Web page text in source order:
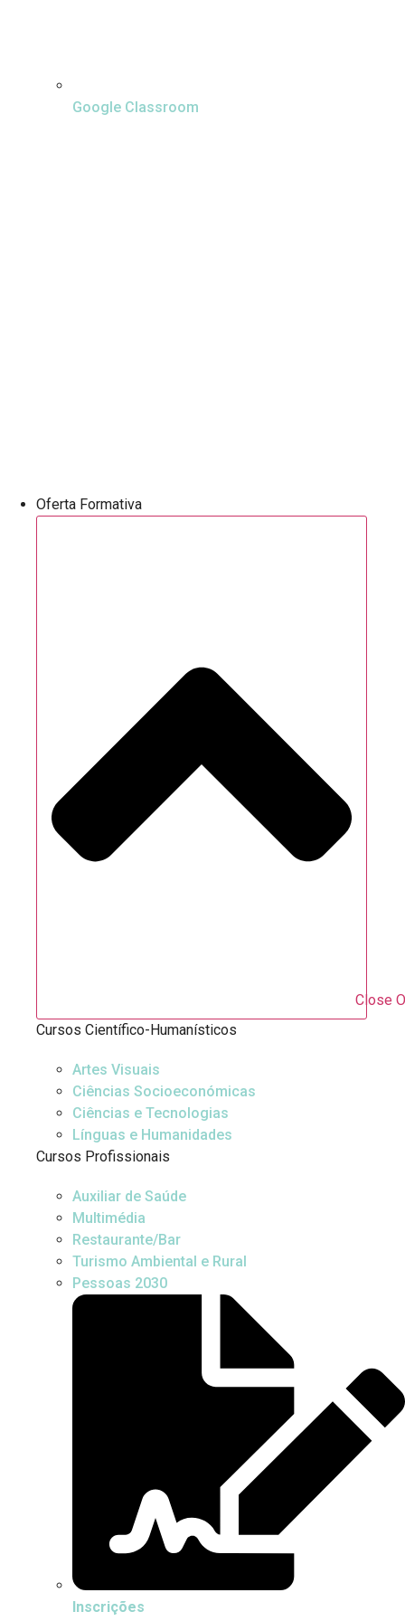
Google Classroom
Oferta Formativa
Close
Cursos Científico-Humanísticos
Artes Visuais
Ciências Socioeconómicas
Ciências e Tecnologias
Línguas e Humanidades
Cursos Profissionais
Auxiliar de Saúde
Multimédia
Restaurante/Bar
Turismo Ambiental e Rural
Pessoas 2030
Inscrições